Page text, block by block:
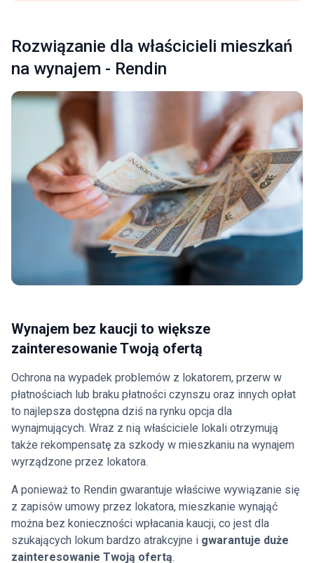
Rozwiązanie dla właścicieli mieszkań
na wynajem - Rendin
Wynajem bez kaucji to większe
zainteresowanie Twoją ofertą
Ochrona na wypadek problemów z lokatorem, przerw w
płatnościach lub braku płatności czynszu oraz innych opłat
to najlepsza dostępna dziś na rynku opcja dla
wynajmujących. Wraz z nią właściciele lokali otrzymują
także rekompensatę za szkody w mieszkaniu na wynajem
wyrządzone przez lokatora.
A ponieważ to Rendin gwarantuje właściwe wywiązanie się
z zapisów umowy przez lokatora, mieszkanie wynająć
można bez konieczności wpłacania kaucji, co jest dla
szukających lokum bardzo atrakcyjne i gwarantuje duże
zainteresowanie Twoją ofertą.